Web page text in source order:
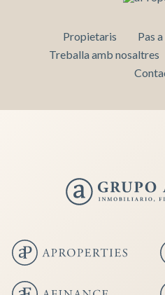
Propietaris Pas
Treballa amb nosaltres
Guardar configuració